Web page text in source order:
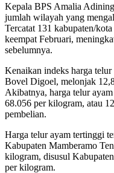
Kepala BPS Amalia
jumlah wilayah yang
Tercatat 131 kabupaten/
keempat Februari,
sebelumnya.
Kenaikan indeks harga
Bovel Digoel, melonjak
Akibatnya, harga telur
68.056 per kilogram, atau
pembelian.
Harga telur ayam tertinggi
Kabupaten Mamberamo
kilogram, disusul
per kilogram.